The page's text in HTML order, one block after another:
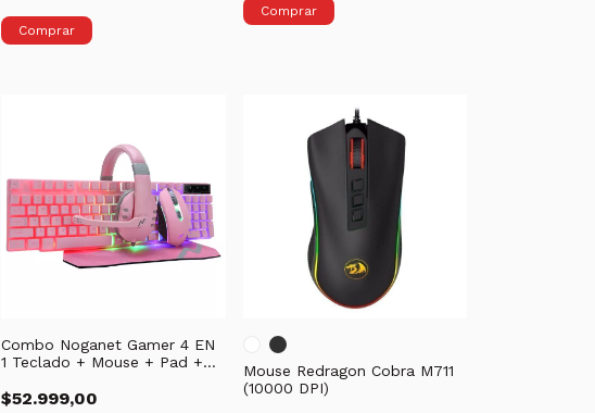
Combo Noganet Gamer 4 EN
1 Teclado + Mouse + Pad +
$52.999,00
Mouse Redragon Cobra M711
(10000 DPI)